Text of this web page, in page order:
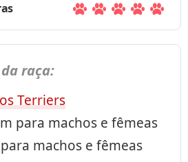
raça:
Terriers
para machos e fêmeas
machos e fêmeas